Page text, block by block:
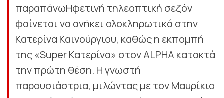
παραπάνωΗφετινή τηλεοπτική σεζόν
φαίνεται να ανήκει ολοκληρωτικά στην
Κατερίνα Καινούργιου, καθώς η εκπομπή
της «Super Κατερίνα» στον ALPHA κατακτά
την πρώτη θέση. Η γνωστή
παρουσιάστρια, μιλώντας με τον Μαυρίκιο